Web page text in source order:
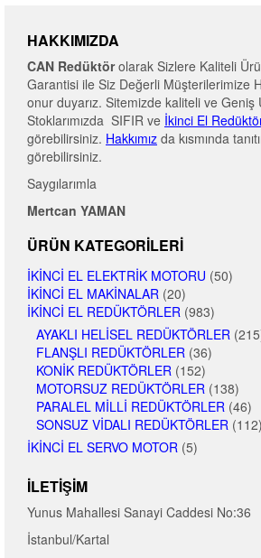
HAKKIMIZDA
CAN Redüktörolarak Sizlere Kaliteli
Garantisi ile Siz Değerli Müşterilerimize
onur duyarız. Sitemizde kaliteli ve Geniş
Stoklarımızda SIFIR ve İkinci El
görebilirsiniz. Hakkımız da kısmında
görebilirsiniz.
Saygılarımla
Mertcan YAMAN
ÜRÜN KATEGORILERI
İKINCI EL ELEKTRIK MOTORU (50)
İKINCI EL MAKINALAR (20)
İKINCI EL REDÜKTÖRLER (983)
AYAKLI HELISEL REDÜKTÖRLER
FLANŞLI REDÜKTÖRLER (36)
KONIK REDÜKTÖRLER (152)
MOTORSUZ REDÜKTÖRLER (138)
PARALEL MILLI REDÜKTÖRLER (46)
SONSUZ VIDALI REDÜKTÖRLER (112)
İKINCI EL SERVO MOTOR (5)
İLETIŞIM
Yunus Mahallesi Sanayi Caddesi No:36
İstanbul/Kartal